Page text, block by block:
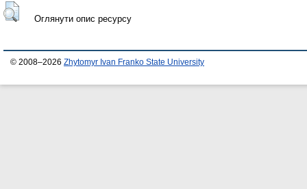
Оглянути опис ресурсу
© 2008–2026 Zhytomyr Ivan Franko State University